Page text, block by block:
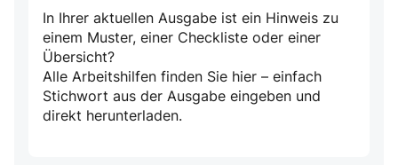
In Ihrer aktuellen Ausgabe ist ein Hinweis zu
einem Muster, einer Checkliste oder einer
Übersicht?
Alle Arbeitshilfen finden Sie hier – einfach
Stichwort aus der Ausgabe eingeben und
direkt herunterladen.